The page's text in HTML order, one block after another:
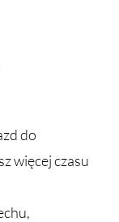
do
więcej czasu